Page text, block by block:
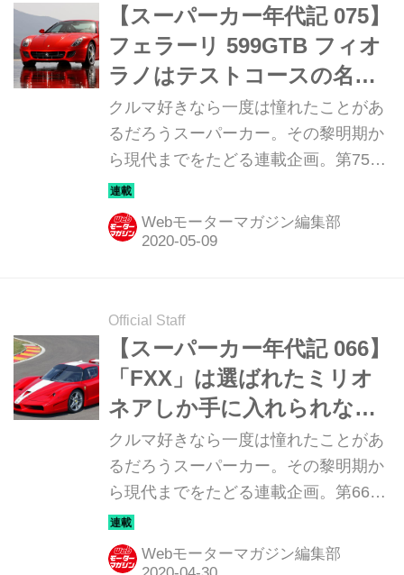
月。その車名は今までのフェラーリの
流儀とはまったく異なり、フェラーリ
創立40周年を記念して製作されたクル
マということになる。日本では「エフ
フォーティー」とも「エフ よんじゅ
う」とも呼ばれるが、イタリア語では
「エッフェ クアランタ」と読む。 F40
は、...
【スーパーカー年代記 075】
フェラーリ 599GTB フィオ
ラノはテストコースの名称
が与えられたフラッグシッ
プ
クルマ好きなら一度は憧れたことがあ
るだろうスーパーカー。その黎明期か
ら現代までをたどる連載企画。第75回
は「フェラーリ 599GTB フィオラノ」
だ。
Webモーターマガジン編集部
Official Staff
【スーパーカー年代記 066】
「FXX」は選ばれたミリオ
ネアしか手に入れられなか
ったスーパー フェラーリ
クルマ好きなら一度は憧れたことがあ
るだろうスーパーカー。その黎明期か
ら現代までをたどる連載企画。第66回
は「フェラーリ FXX」だ。
Webモーターマガジン編集部